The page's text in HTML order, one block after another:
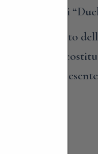
dei veri
frutto
struttura è
è